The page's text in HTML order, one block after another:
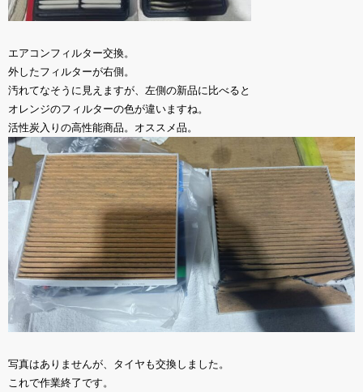
エアコンフィルター交換。
外したフィルターが右側。
汚れてなそうに見えますが、左側の新品に比べると
オレンジのフィルターの色が違いますね。
活性炭入りの高性能商品。オススメ品。
写真はありませんが、タイヤも交換しました。
これで作業終了です。